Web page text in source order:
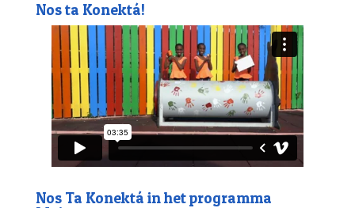
Nos ta Konektá!
Nos Ta Konektá in het programma